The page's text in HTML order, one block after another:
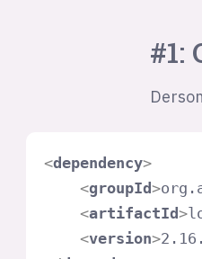
#1:
<dependency>
<groupId>
<artifactId>
<version>